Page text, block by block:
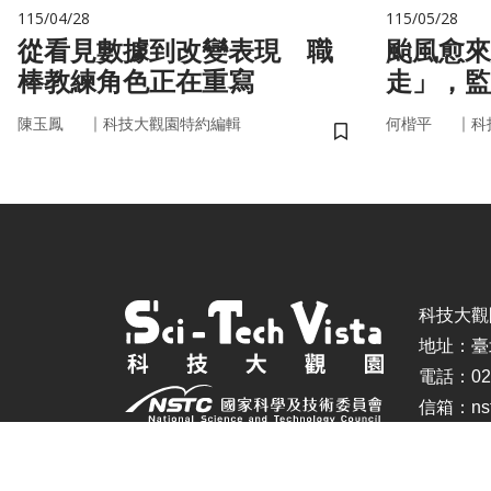
115/04/28
從看見數據到改變表現 職
棒教練角色正在重寫
陳玉鳳 ｜ 科技大觀園特約編輯
儲存書籤
115/05/28
颱風愈
走」，
防災決
何楷平 ｜ 科
科技大
地址：
電話：
信箱：